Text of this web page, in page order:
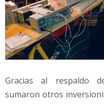
Gracias al respaldo
sumaron otros